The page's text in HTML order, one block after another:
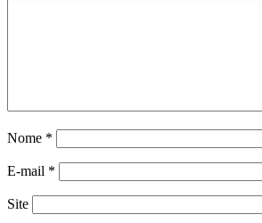
Nome *
E-mail *
Site